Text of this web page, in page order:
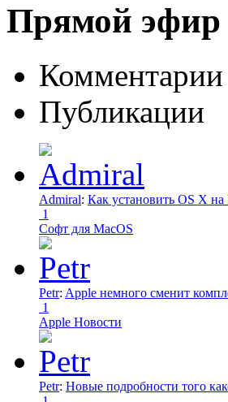
Прямой эфир
Комментарии
Публикации
Admiral: Как установить OS X на
1
Софт для MacOS
Petr: Apple немного сменит
1
Apple Новости
Petr: Новые подробности того